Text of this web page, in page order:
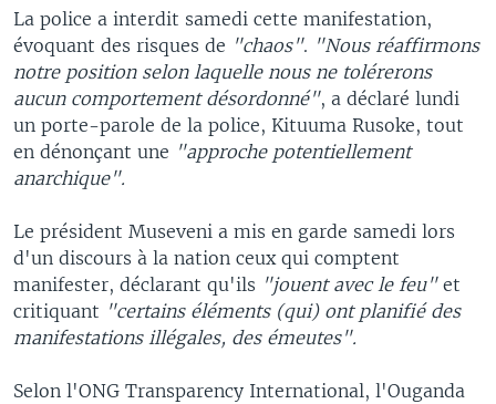
La police a interdit samedi cette manifestation,
évoquant des risques de "chaos". "Nous réaffirmons
notre position selon laquelle nous ne tolérerons
aucun comportement désordonné", a déclaré lundi
un porte-parole de la police, Kituuma Rusoke, tout
en dénonçant une "approche potentiellement
anarchique".
Le président Museveni a mis en garde samedi lors
d'un discours à la nation ceux qui comptent
manifester, déclarant qu'ils "jouent avec le feu"et
critiquant "certains éléments (qui) ont planifié des
manifestations illégales, des émeutes".
Selon l'ONG Transparency International, l'Ouganda